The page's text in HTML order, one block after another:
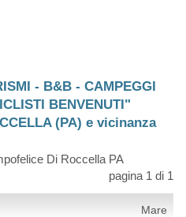
- B&B - CAMPEGGI
BENVENUTI"
(PA) e vicinanza
Di Roccella PA
pagina 1 di 1
Mare